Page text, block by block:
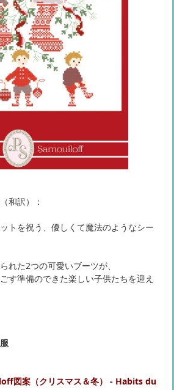
和訳）：
トを祝う、優しくて魔法のようなシー
れた2つの可愛いブーツが、
す準備のできた楽しい子供たちを迎え
図案（クリスマス＆冬） - Habits du